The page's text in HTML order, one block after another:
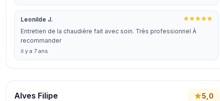
Leonilde J.
Entretien de la chaudière fait avec soin. Très professionnel À
recommander
il y a 7 ans
Alves Filipe 5,0